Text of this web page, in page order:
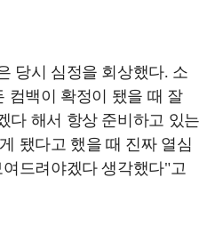
당시 심정을 회상했다. 소
컴백이 확정이 됐을 때 잘
다 해서 항상 준비하고 있는
됐다고 했을 때 진짜 열심
드려야겠다 생각했다"고